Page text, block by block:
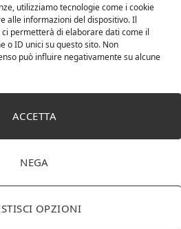
utilizziamo tecnologie come i cookie
alle informazioni del dispositivo. Il
permetterà di elaborare dati come il
o ID unici su questo sito. Non
può influire negativamente su alcune
ACCETTA
NEGA
OPZIONI
Produzione Limitata, 750 Ml